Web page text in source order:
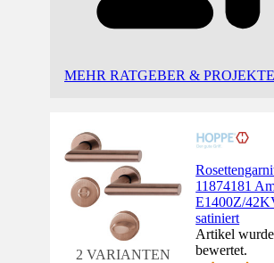
MEHR RATGEBER & PROJEKTE
2 VARIANTEN
11874181
E1400Z/
satiniert
Artikel
bewertet.